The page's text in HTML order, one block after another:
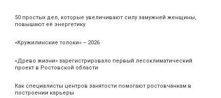
50 простых дел, которые увеличивают силу замужней женщины,
повышают её энергетику
«Кружилинские толоки» – 2026
«Древо жизни» зарегистрировало первый лесоклиматический
проект в Ростовской области
Как специалисты центров занятости помогают ростовчанкам в
построении карьеры